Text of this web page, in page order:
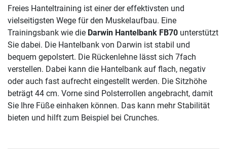
Freies Hanteltraining ist einer der effektivsten und
vielseitigsten Wege für den Muskelaufbau. Eine
Trainingsbank wie die Darwin Hantelbank FB70 unterstützt
Sie dabei. Die Hantelbank von Darwin ist stabil und
bequem gepolstert. Die Rückenlehne lässt sich 7fach
verstellen. Dabei kann die Hantelbank auf flach, negativ
oder auch fast aufrecht eingestellt werden. Die Sitzhöhe
beträgt 44 cm. Vorne sind Polsterrollen angebracht, damit
Sie Ihre Füße einhaken können. Das kann mehr Stabilität
bieten und hilft zum Beispiel bei Crunches.